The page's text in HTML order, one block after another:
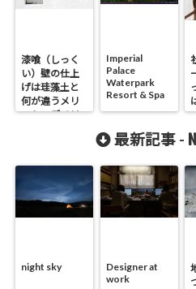
漆喰（しっく
い）壁の仕上
げは珪藻土と
何が違うメリ
ット・デメリ
Imperial
Palace
Waterpark
Resort & Spa
最新記事 -
night sky
Designer at
work